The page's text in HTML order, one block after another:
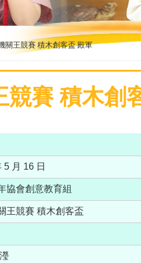
關王競賽 積木創客盃 殿軍
競賽 積木創
5 月 16 日
協會創意教育組
王競賽 積木創客盃